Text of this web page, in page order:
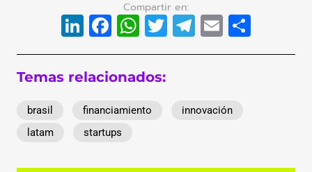
LinkedIn
Facebook
WhatsApp
Twitter
Telegram
Email
Temas relacionados:
brasil financiamiento
innovación
latam
startups